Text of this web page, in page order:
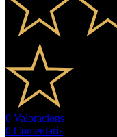
0 Valoracions
0 Comentaris